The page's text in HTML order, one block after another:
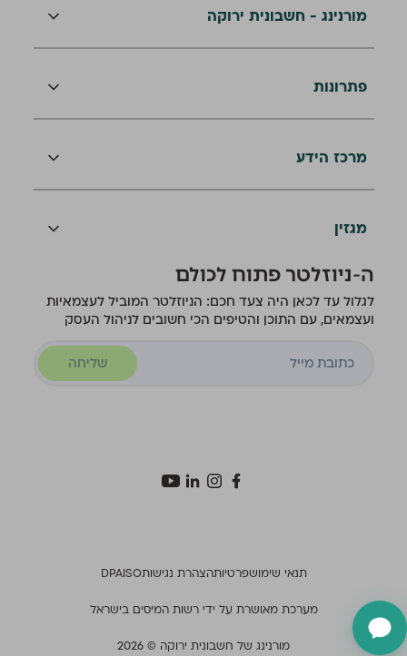
מורנינג - חשבונית ירוקה
פתרונות
מרכז הידע
מגזין
ה-ניוזלטר פתוח לכולם
לגלול עד לכאן היה צעד חכם: הניוזלטר המוביל לעצמאיות
ועצמאים, עם התוכן והטיפים הכי חשובים לניהול העסק
שליחה
תנאי שימושפרטיותהצהרת נגישותISO
DPA
מערכת מאושרת על ידי רשות המיסים בישראל
מורנינג של חשבונית ירוקה © 2026